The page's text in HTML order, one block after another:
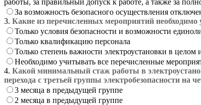
За возможность безопасного осуществления
3. Какие из перечисленных мероприятий
Только условия безопасности и возможности
Только квалификацию персонала
Только степень важности электроустановки в
Необходимо учитывать все перечисленные
4. Какой минимальный стаж работы в
перехода с третьей группы электробезопасности на
3 месяца в предыдущей группе
2 месяца в предыдущей группе